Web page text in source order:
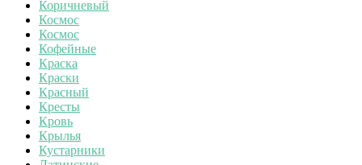
Коричневый
Космос
Космос
Кофейные
Краска
Краски
Красный
Кресты
Кровь
Крылья
Кустарники